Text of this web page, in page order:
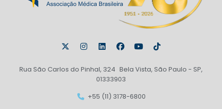
Rua São Carlos do Pinhal, 324 Bela Vista, São Paulo - SP,
01333903
+55 (11) 3178-6800